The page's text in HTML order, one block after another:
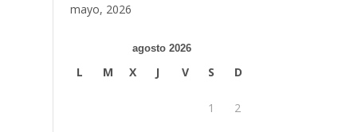
mayo, 2026
agosto 2026
L M X J V S D
1 2